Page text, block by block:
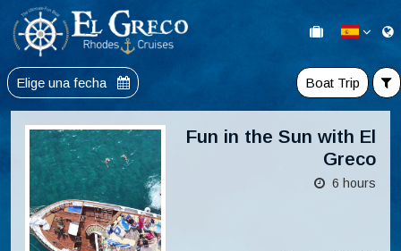
Elige una fecha Boat Trip
Fun in the Sun with El
Greco
6 hours